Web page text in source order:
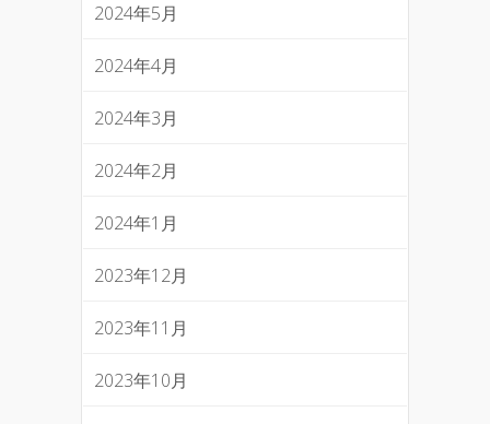
2024年5月
2024年4月
2024年3月
2024年2月
2024年1月
2023年12月
2023年11月
2023年10月